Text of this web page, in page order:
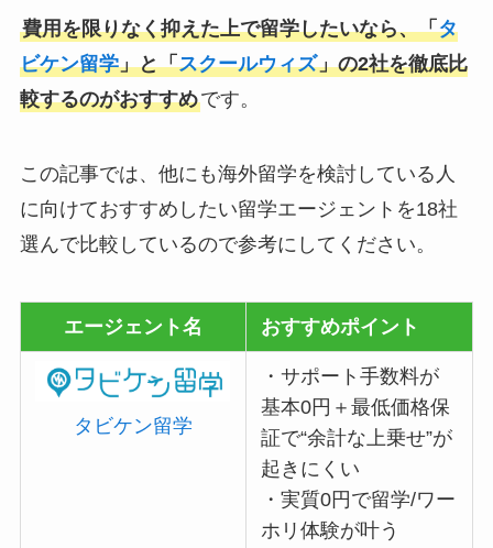
費用を限りなく抑えた上で留学したいなら、「タ
ビケン留学」と「スクールウィズ」の2社を徹底比
較するのがおすすめです。
この記事では、他にも海外留学を検討している人
に向けておすすめしたい留学エージェントを18社
選んで比較しているので参考にしてください。
エージェント名 おすすめポイント
タビケン留学
・サポート手数料が
基本0円＋最低価格保
証で“余計な上乗せ”が
起きにくい
・実質0円で留学/ワー
ホリ体験が叶う